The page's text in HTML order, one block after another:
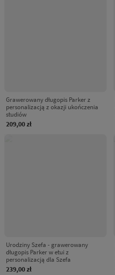
Grawerowany długopis Parker z
personalizacją z okazji ukończenia
studiów
209,00 zł
Urodziny Szefa - grawerowany
długopis Parker w etui z
personalizacją dla Szefa
239,00 zł